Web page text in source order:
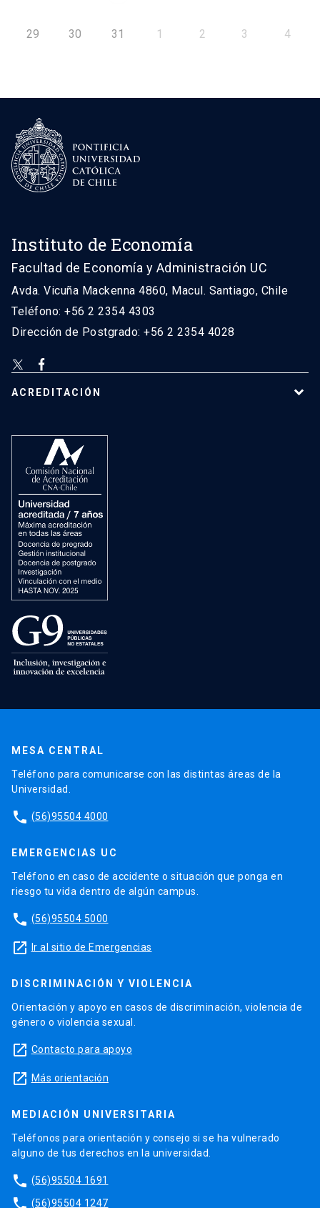
29 30 31 1 2 3 4
Instituto de Economía
Facultad de Economía y Administración UC
Avda. Vicuña Mackenna 4860, Macul. Santiago, Chile
Teléfono: +56 2 2354 4303
Dirección de Postgrado: +56 2 2354 4028
ACREDITACIÓN
MESA CENTRAL
Teléfono para comunicarse con las distintas áreas de la
Universidad.
phone (56)95504 4000
EMERGENCIAS UC
Teléfono en caso de accidente o situación que ponga en
riesgo tu vida dentro de algún campus.
phone (56)95504 5000
launch Ir al sitio de Emergencias
DISCRIMINACIÓN Y VIOLENCIA
Orientación y apoyo en casos de discriminación, violencia de
género o violencia sexual.
launch Contacto para apoyo
launch Más orientación
MEDIACIÓN UNIVERSITARIA
Teléfonos para orientación y consejo si se ha vulnerado
alguno de tus derechos en la universidad.
phone (56)95504 1691
phone (56)95504 1247